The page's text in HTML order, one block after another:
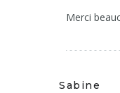
Merci
Sabine